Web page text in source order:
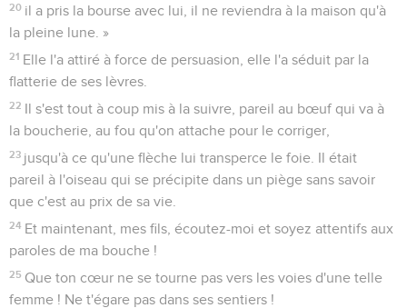
20 il a pris la bourse avec lui, il ne reviendra à la maison qu'à
la pleine lune. »
21 Elle l'a attiré à force de persuasion, elle l'a séduit par la
flatterie de ses lèvres.
22 Il s'est tout à coup mis à la suivre, pareil au bœuf qui va à
la boucherie, au fou qu'on attache pour le corriger,
23 jusqu'à ce qu'une flèche lui transperce le foie. Il était
pareil à l'oiseau qui se précipite dans un piège sans savoir
que c'est au prix de sa vie.
24 Et maintenant, mes fils, écoutez-moi et soyez attentifs aux
paroles de ma bouche !
25 Que ton cœur ne se tourne pas vers les voies d'une telle
femme ! Ne t'égare pas dans ses sentiers !